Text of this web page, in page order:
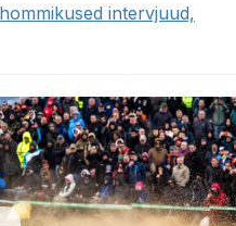
intervjuud,